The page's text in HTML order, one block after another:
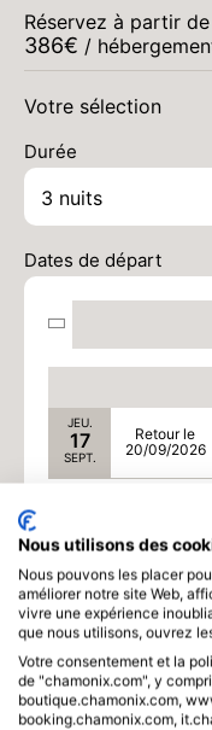
Réservez à partir de
386€ /
Votre sélection
Durée
Dates de départ
LUN.
14
SEPT.
MAR.
15
Retour le
Retour le
19/09/2026
JEU.
17
SEPT.
Retour le
20/09/2026
SEPT.
SAM.
19
SEPT.
Retour le
22/09/2026
DIM.
20
SEPT.
Retour le
23/09/2026
Nous utilisons des
Nous pouvons les placer
améliorer notre site Web,
vivre une expérience
que nous utilisons, ouvrez
Votre consentement et la
de "chamonix.com", y
boutique.chamonix.com,
booking.chamonix.com,